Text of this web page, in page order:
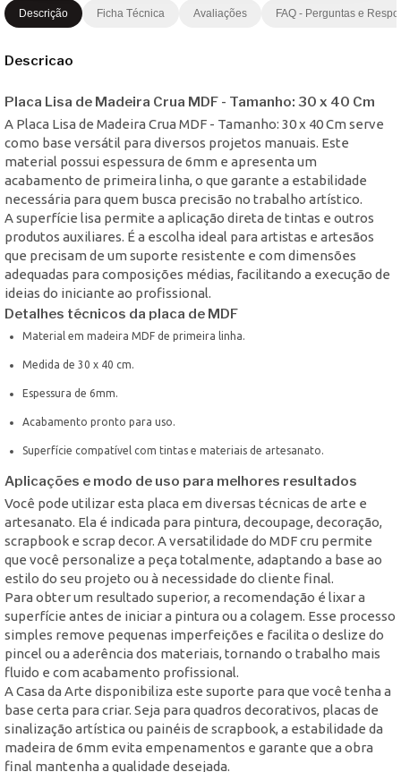
Descrição Ficha Técnica Avaliações FAQ - Perguntas e
Descricao
Placa Lisa de Madeira Crua MDF - Tamanho: 30 x 40 Cm
A Placa Lisa de Madeira Crua MDF - Tamanho: 30 x 40 Cm serve
como base versátil para diversos projetos manuais. Este
material possui espessura de 6mm e apresenta um
acabamento de primeira linha, o que garante a estabilidade
necessária para quem busca precisão no trabalho artístico.
A superfície lisa permite a aplicação direta de tintas e outros
produtos auxiliares. É a escolha ideal para artistas e artesãos
que precisam de um suporte resistente e com dimensões
adequadas para composições médias, facilitando a execução de
ideias do iniciante ao profissional.
Detalhes técnicos da placa de MDF
Material em madeira MDF de primeira linha.
Medida de 30 x 40 cm.
Espessura de 6mm.
Acabamento pronto para uso.
Superfície compatível com tintas e materiais de artesanato.
Aplicações e modo de uso para melhores resultados
Você pode utilizar esta placa em diversas técnicas de arte e
artesanato. Ela é indicada para pintura, decoupage, decoração,
scrapbook e scrap decor. A versatilidade do MDF cru permite
que você personalize a peça totalmente, adaptando a base ao
estilo do seu projeto ou à necessidade do cliente final.
Para obter um resultado superior, a recomendação é lixar a
superfície antes de iniciar a pintura ou a colagem. Esse processo
simples remove pequenas imperfeições e facilita o deslize do
pincel ou a aderência dos materiais, tornando o trabalho mais
fluido e com acabamento profissional.
A Casa da Arte disponibiliza este suporte para que você tenha a
base certa para criar. Seja para quadros decorativos, placas de
sinalização artística ou painéis de scrapbook, a estabilidade da
madeira de 6mm evita empenamentos e garante que a obra
final mantenha a qualidade desejada.